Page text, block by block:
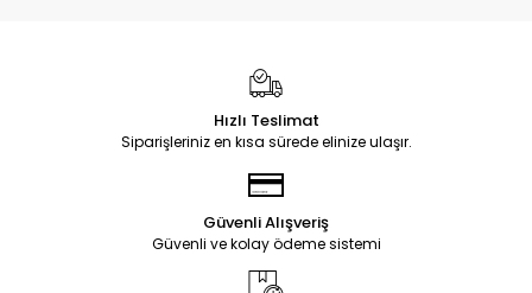
Hızlı Teslimat
Siparişleriniz en kısa sürede elinize ulaşır.
Güvenli Alışveriş
Güvenli ve kolay ödeme sistemi